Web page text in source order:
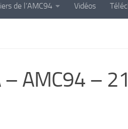
de l’AMC94 Vidéos
– AMC94 –